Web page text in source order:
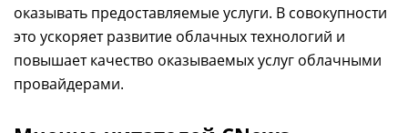
оказывать предоставляемые услуги. В совокупности
это ускоряет развитие облачных технологий и
повышает качество оказываемых услуг облачными
провайдерами.